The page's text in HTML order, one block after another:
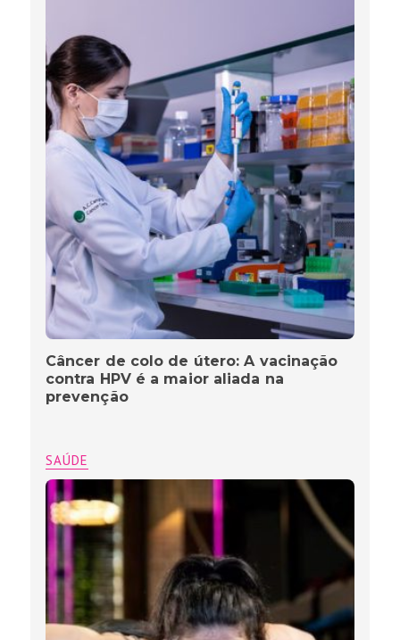
Câncer de colo de útero: A vacinação
contra HPV é a maior aliada na
prevenção
SAÚDE